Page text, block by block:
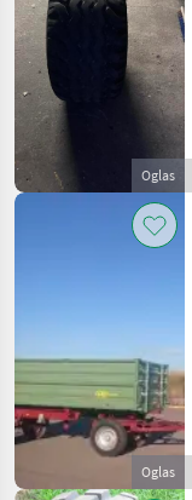
Oglas
Oglas